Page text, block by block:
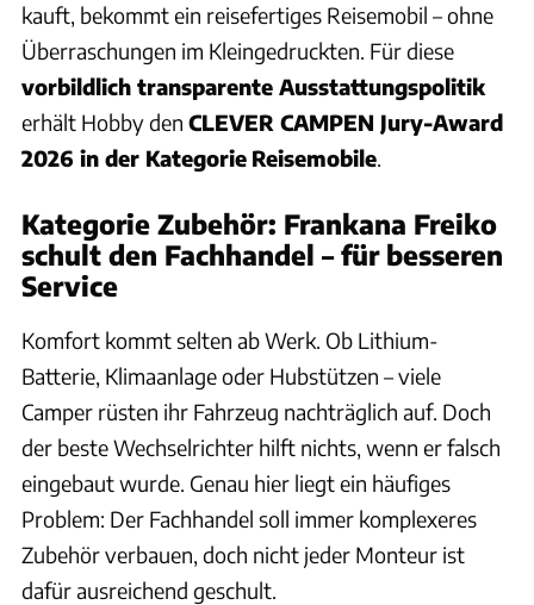
kauft, bekommt ein reisefertiges Reisemobil – ohne
Überraschungen im Kleingedruckten. Für diese
vorbildlich transparente Ausstattungspolitik
erhält Hobby den CLEVER CAMPEN Jury-Award
2026 in der Kategorie Reisemobile.
Kategorie Zubehör: Frankana Freiko
schult den Fachhandel – für besseren
Service
Komfort kommt selten ab Werk. Ob Lithium-
Batterie, Klimaanlage oder Hubstützen – viele
Camper rüsten ihr Fahrzeug nachträglich auf. Doch
der beste Wechselrichter hilft nichts, wenn er falsch
eingebaut wurde. Genau hier liegt ein häufiges
Problem: Der Fachhandel soll immer komplexeres
Zubehör verbauen, doch nicht jeder Monteur ist
dafür ausreichend geschult.